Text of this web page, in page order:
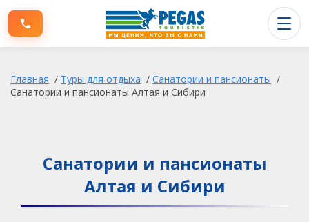
Туры по России
Главная / Туры для отдыха / Санатории и пансионаты /
Санатории и пансионаты Алтая и Сибири
Санатории и пансионаты
Алтая и Сибири